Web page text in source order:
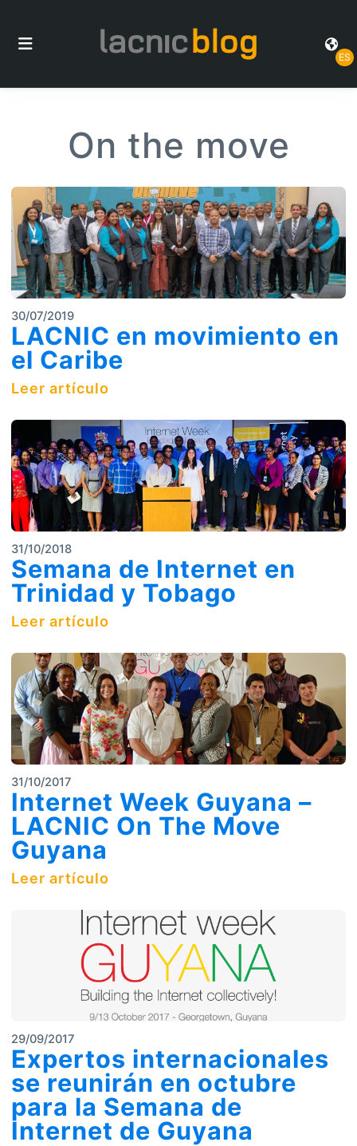
ES
On the move
30/07/2019
LACNIC en movimiento en
el Caribe
Leer artículo
31/10/2018
Semana de Internet en
Trinidad y Tobago
Leer artículo
31/10/2017
Internet Week Guyana –
LACNIC On The Move
Guyana
Leer artículo
29/09/2017
Expertos internacionales
se reunirán en octubre
para la Semana de
Internet de Guyana